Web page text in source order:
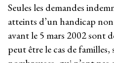
Seules les demandes
atteints d’un handicap
avant le 5 mars 2002 sont
peut être le cas de